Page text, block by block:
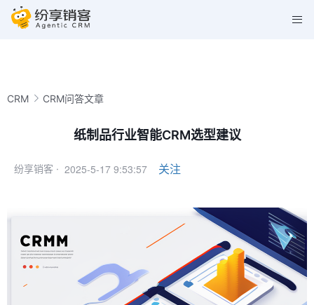
CRM CRM问答文章
纸制品行业智能CRM选型建议
纷享销客 · 2025-5-17 9:53:57 关注